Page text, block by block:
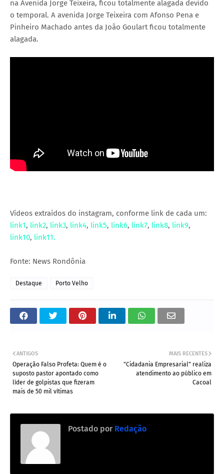
na Avenida Jorge Teixeira, ficou totalmente alagada devido
o temporal. A avenida Jorge Teixeira com Afonso Pena e
Pinheiro Machado antes da João Goulart ficou totalmente
alagada.
Vídeos extraídos do instagram, conforme link de cada um:
link1, link2, link3, link4, link5, link6, link7, link8, link9,
link10, link11.
Fonte: News Rondônia
Destaque Porto Velho
MAIS RECENTES
"Cidadania Empresarial" realiza
atendimento ao público em
Cacoal
ANTIGOS
Operação Falso Profeta: Quem é o
suposto pastor apontado como
líder de golpistas que fizeram
mais de 50 mil vítimas
Postado por Redação